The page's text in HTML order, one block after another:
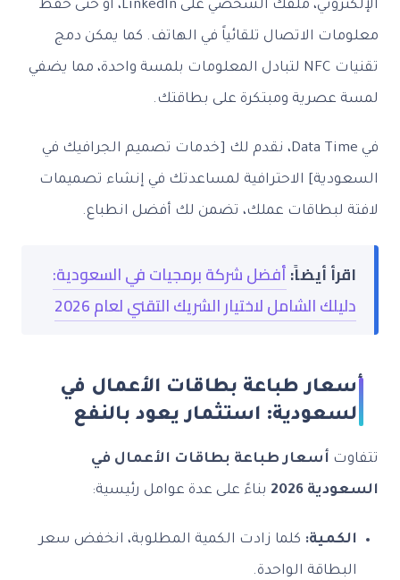
الإلكتروني، ملفك الشخصي على LinkedIn، أو حتى حفظ
الاتصال تلقائياً في الهاتف. كما يمكن دمج
تقنيات NFC لتبادل المعلومات بلمسة واحدة، مما يضفي
ومبتكرة على بطاقتك.
في Data Time، نقدم لك [خدمات تصميم الجرافيك في
الاحترافية لمساعدتك في إنشاء تصميمات
لبطاقات عملك، تضمن لك أفضل انطباع.
أيضاً:أفضل شركة برمجيات في السعودية:
الشامل لاختيار الشريك التقني لعام 2026
طباعة بطاقات الأعمال في
استثمار يعود بالنفع
أسعار طباعة بطاقات الأعمال في
2026 بناءً على عدة عوامل رئيسية:
كلما زادت الكمية المطلوبة، انخفض سعر
الواحدة.